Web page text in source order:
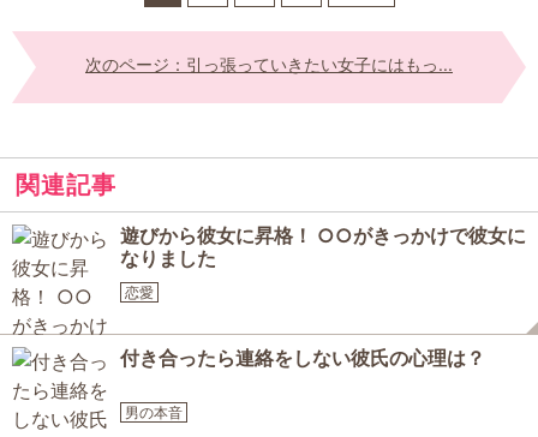
次のページ：引っ張っていきたい女子にはもっ...
関連記事
遊びから彼女に昇格！ ○○がきっかけで彼女に
なりました
恋愛
付き合ったら連絡をしない彼氏の心理は？
男の本音